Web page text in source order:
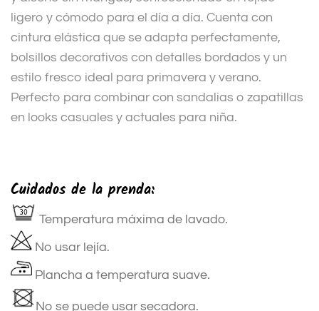
ligero y cómodo para el día a día. Cuenta con
cintura elástica que se adapta perfectamente,
bolsillos decorativos con detalles bordados y un
estilo fresco ideal para primavera y verano.
Perfecto para combinar con sandalias o zapatillas
en looks casuales y actuales para niña.
Cuidados de la prenda:
Temperatura máxima de lavado.
No usar lejía.
Plancha a temperatura suave.
No se puede usar secadora.